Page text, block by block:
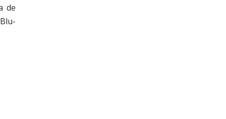
de